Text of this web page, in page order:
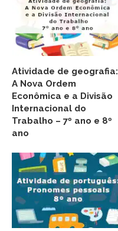
Atividade de geografia:
A Nova Ordem
Econômica e a Divisão
Internacional do
Trabalho – 7º ano e 8º
ano